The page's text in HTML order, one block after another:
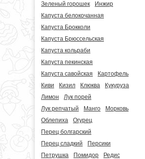
Зеленый горошек
Инжир
Капуста белокочанная
Капуста Брокколи
Капуста Брюссельская
Капуста кольраби
Капуста пекинская
Капуста савойская
Картофель
Киви
Кизил Клюква
Кукуруза
Лимон
Лук порей
Лук репчатый
Манго
Морковь
Облепиха
Огурец
Перец болгарский
Перец сладкий
Персики
Петрушка
Помидор
Редис